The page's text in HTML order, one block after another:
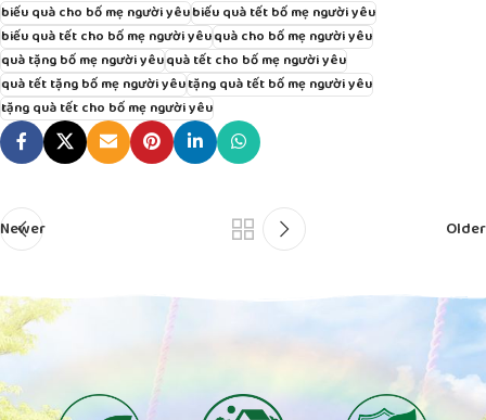
biếu quà cho bố mẹ người yêubiếu quà tết bố mẹ người yêu
biếu quà tết cho bố mẹ người yêuquà cho bố mẹ người yêu
quà tặng bố mẹ người yêuquà tết cho bố mẹ người yêu
quà tết tặng bố mẹ người yêutặng quà tết bố mẹ người yêu
tặng quà tết cho bố mẹ người yêu
Newer Older